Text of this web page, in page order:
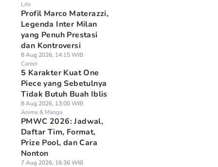
Life
Profil Marco Materazzi,
Legenda Inter Milan
yang Penuh Prestasi
dan Kontroversi
8 Aug 2026, 14:15 WIB
Career
5 Karakter Kuat One
Piece yang Sebetulnya
Tidak Butuh Buah Iblis
8 Aug 2026, 13:00 WIB
Anime & Manga
PMWC 2026: Jadwal,
Daftar Tim, Format,
Prize Pool, dan Cara
Nonton
7 Aug 2026, 16:36 WIB